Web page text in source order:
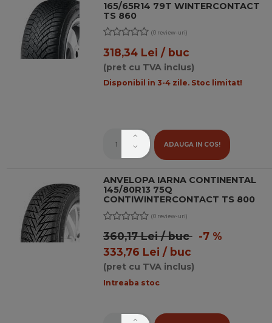
165/65R14 79T WINTERCONTACT
TS 860
(0 review-uri)
318,34 Lei / buc
(pret cu TVA inclus)
Disponibil in 3-4 zile. Stoc limitat!
ADAUGA IN COS!
ANVELOPA IARNA CONTINENTAL
145/80R13 75Q
CONTIWINTERCONTACT TS 800
(0 review-uri)
360,17 Lei / buc-7 %
333,76 Lei / buc
(pret cu TVA inclus)
Intreaba stoc